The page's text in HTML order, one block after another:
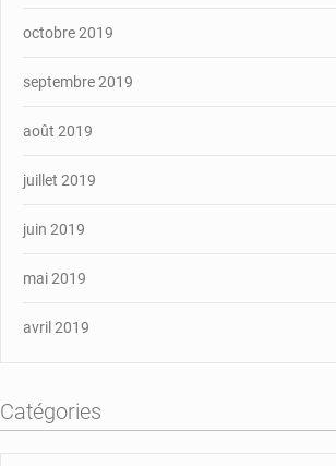
octobre 2019
septembre 2019
août 2019
juillet 2019
juin 2019
mai 2019
avril 2019
Catégories